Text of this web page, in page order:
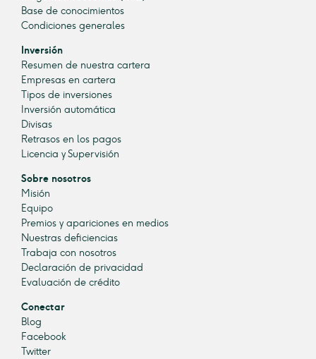
Base de conocimientos
Condiciones generales
Inversión
Resumen de nuestra cartera
Empresas en cartera
Tipos de inversiones
Inversión automática
Divisas
Retrasos en los pagos
Licencia y Supervisión
Sobre nosotros
Misión
Equipo
Premios y apariciones en medios
Nuestras deficiencias
Trabaja con nosotros
Declaración de privacidad
Evaluación de crédito
Conectar
Blog
Facebook
Twitter